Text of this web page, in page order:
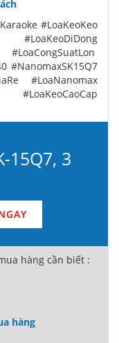
#LoaKeoKeo
#NanomaxSK15Q7
#LoaNanomax
15Q7, 3
hàng cần biết :
hàng